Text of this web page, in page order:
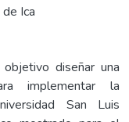
Ica
diseñar una
implementar la
San Luis